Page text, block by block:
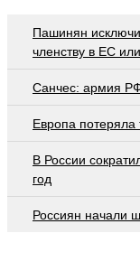
Пашинян
членству в ЕС
Санчес: армия
Европа потеряла
В России
год
Россиян начали